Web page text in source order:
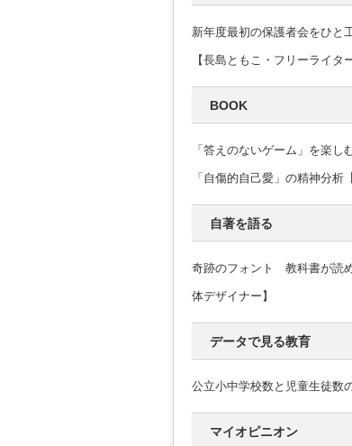
新年度最初の保護者会をひと
【長島ともこ・フリーライタ
BOOK
「答えのないゲーム」を楽
「自傷的自己愛」の精神分
自著を語る
奇跡のフォント 教科書が読
体デザイナー】
データで見る教育
公立小中学校数と児童生徒数
マイオピニオン